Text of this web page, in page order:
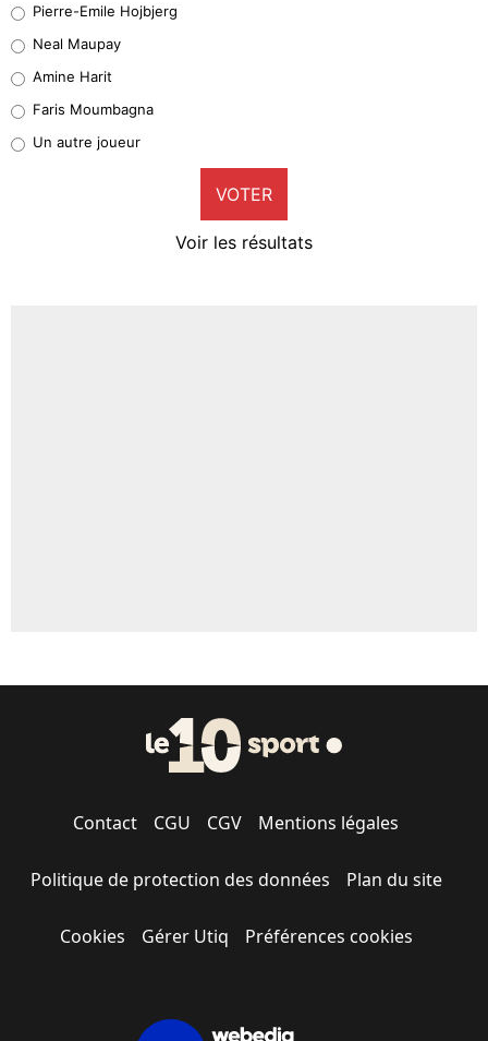
5%
1%
9%
Pierre-Emile Hojbjerg
Neal Maupay
Amine Harit
Faris Moumbagna
Un autre joueur
VOTER
Voir les résultats
Contact CGU CGV Mentions légales
Politique de protection des données Plan du site
Cookies Gérer Utiq Préférences cookies